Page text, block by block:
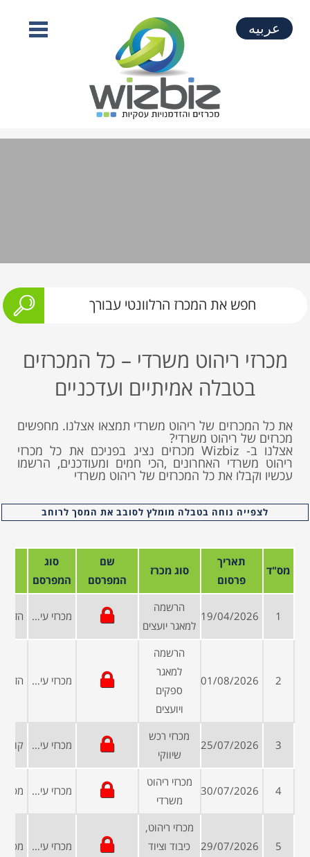
عربيه
מכרזי ריהוט משרדי – כל המכרזים
בטבלה אמיתיים ועדכניים
את כל המכרזים של ריהוט משרדי תמצאו אצלנו. מחפשים
מכרזים של ריהוט משרדי?
אצלנו ב- Wizbiz מכרזים נציג בפניכם את כל מכרזי
ריהוט משרדי האחרונים ,הכי חמים ומעודכנים, הרשמו
עכשיו וקבלו את כל המכרזים של ריהוט משרדי
לצפייה נוחה בטבלה מומלץ לסובב את המסך לרוחב
מס"ד
תאריך
פרסום
סוג מכרז
שם
המפרסם
סוג
המפרסם
1
19/04/2026
הרשמה
למאגר יועצים
מכרזי עיריות ומועצות
2
01/08/2026
הרשמה
למאגר
ספקים
ויועצים
מכרזי עיריות ומועצות
3
25/07/2026
מכרזי רכש
שיווקי
מכרזי עיריות ומועצות
4
30/07/2026
מכרזי ריהוט
משרדי
מכרזי עיריות ומועצות
5
29/07/2026
מכרזי ריהוט,
כיבוד וציוד
מכרזי עיריות ומועצות